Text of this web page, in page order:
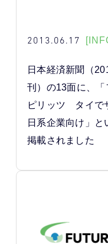
2013.06.17
日本経済新聞（
刊）の13面に、
ピリッツ タイ
日系企業向け」
掲載されました